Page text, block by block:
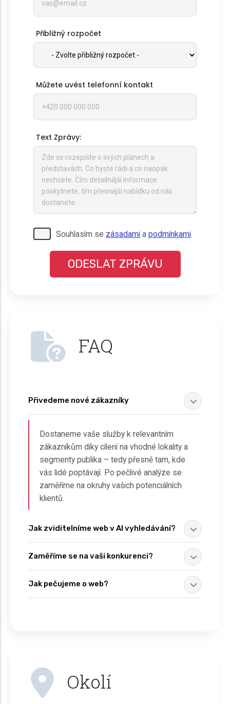
Přibližný rozpočet
Můžete uvést telefonní kontakt
Text Zprávy:
Pro odeslání musite odsouhlasit naše
podmínky.
Souhlasím se zásadami a podmínkami.
FAQ
Přivedeme nové zákazníky
Dostaneme vaše služby k relevantním
zákazníkům díky cílení na vhodné lokality a
segmenty publika – tedy přesně tam, kde
vás lidé poptávají. Po pečlivé analýze se
zaměříme na okruhy vašich potenciálních
klientů.
Jak zviditelníme web v AI vyhledávání?
Zaměříme se na vaši konkurenci?
Jak pečujeme o web?
Okolí